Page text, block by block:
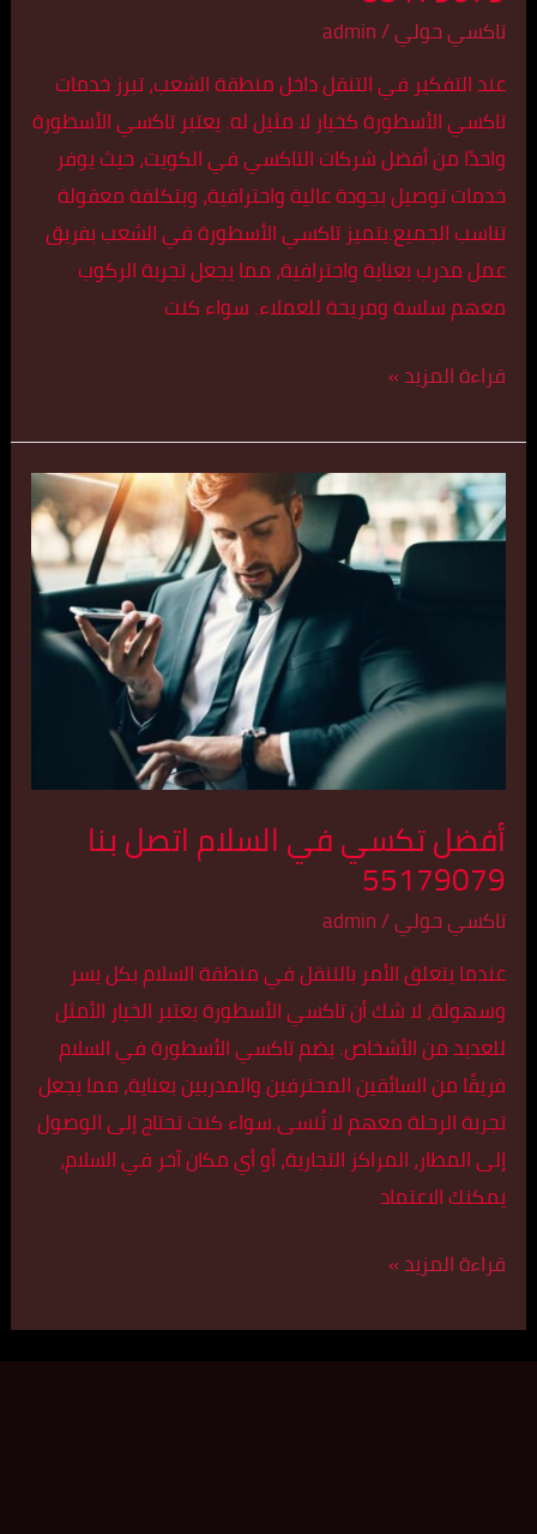
تاكسي حولي/
admin
عند التفكير في التنقل داخل منطقة الشعب، تبرز خدمات
تاكسي الأسطورة كخيار لا مثيل له. يعتبر تاكسي الأسطورة
واحدًا من أفضل شركات التاكسي في الكويت، حيث يوفر
خدمات توصيل بجودة عالية واحترافية، وبتكلفة معقولة
تناسب الجميع.يتميز تاكسي الأسطورة في الشعب بفريق
عمل مدرب بعناية واحترافية، مما يجعل تجربة الركوب
معهم سلسة ومريحة للعملاء. سواء كنت
قراءة المزيد »
أفضل تكسي في السلام اتصل بنا
55179079
تاكسي حولي/
admin
عندما يتعلق الأمر بالتنقل في منطقة السلام بكل يسر
وسهولة، لا شك أن تاكسي الأسطورة يعتبر الخيار الأمثل
للعديد من الأشخاص. يضم تاكسي الأسطورة في السلام
فريقًا من السائقين المحترفين والمدربين بعناية، مما يجعل
تجربة الرحلة معهم لا تُنسى.سواء كنت تحتاج إلى الوصول
إلى المطار، المراكز التجارية، أو أي مكان آخر في السلام،
يمكنك الاعتماد
أفضل
تكسي
بنا
55179079
قراءة المزيد »